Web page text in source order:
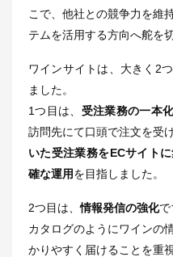
こで、他社との競争力を維
テムを活用する方向へ舵を
ワインサイトは、大きく2
ました。
1つ目は、 受注業務の一本
訪問先にて口頭で注文を受
いた受注業務をECサイト
確な運用を目指しました。
2つ目は、情報発信の強化
カタログのようにワインの
かりやすく届けることを重